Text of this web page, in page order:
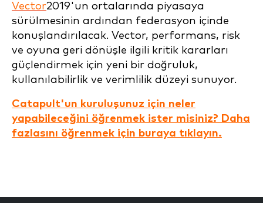
Vector2019'un ortalarında piyasaya
sürülmesinin ardından federasyon içinde
konuşlandırılacak. Vector, performans, risk
ve oyuna geri dönüşle ilgili kritik kararları
güçlendirmek için yeni bir doğruluk,
kullanılabilirlik ve verimlilik düzeyi sunuyor.
Catapult'un kuruluşunuz için neler
yapabileceğini öğrenmek ister misiniz? Daha
fazlasını öğrenmek için buraya tıklayın.